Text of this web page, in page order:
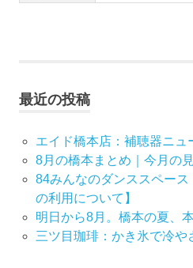
最近の投稿
エイド橋本店：補聴器ニュ
8月の橋本まとめ｜今月の
84みんなのダンススペー
の利用について】
明日から8月。橋本の夏、本
三ツ目珈琲：かき氷で冷や